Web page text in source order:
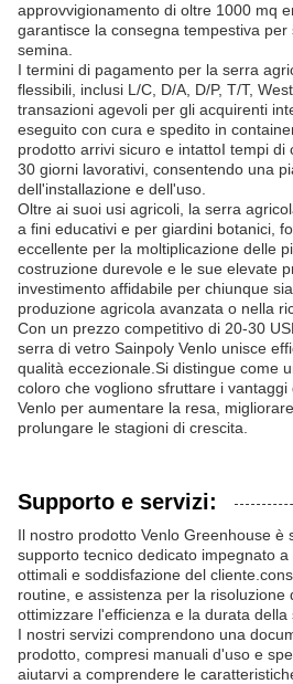
approvvigionamento di oltre 1000 mq
garantisce la consegna tempestiva
semina.
I termini di pagamento per la serra
flessibili, inclusi L/C, D/A, D/P, T/T,
transazioni agevoli per gli acquirenti
eseguito con cura e spedito in
prodotto arrivi sicuro e intattoI tempi di
30 giorni lavorativi, consentendo una
dell'installazione e dell'uso.
Oltre ai suoi usi agricoli, la serra
a fini educativi e per giardini botanici,
eccellente per la moltiplicazione delle
costruzione durevole e le sue elevate
investimento affidabile per chiunque
produzione agricola avanzata o nella
Con un prezzo competitivo di 20-30
serra di vetro Sainpoly Venlo unisce
qualità eccezionale.Si distingue come
coloro che vogliono sfruttare i
Venlo per aumentare la resa,
prolungare le stagioni di crescita.
Supporto e servizi:
Il nostro prodotto Venlo Greenhouse è
supporto tecnico dedicato impegnato
ottimali e soddisfazione del
routine, e assistenza per la risoluzione
ottimizzare l'efficienza e la durata della
I nostri servizi comprendono una
prodotto, compresi manuali d'uso e
aiutarvi a comprendere le